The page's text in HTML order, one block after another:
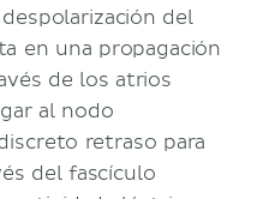
del
en una propagación
de los atrios
al nodo
retraso para
del fascículo